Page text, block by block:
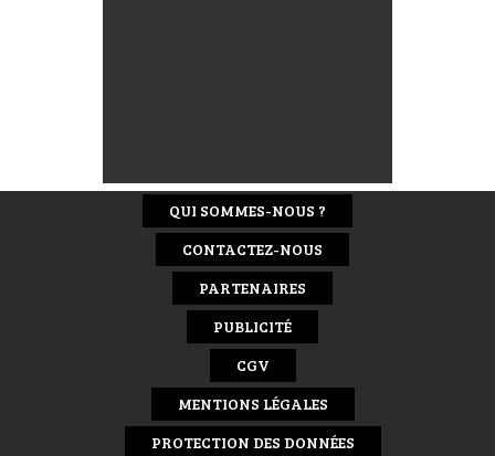
QUI SOMMES-NOUS ?
CONTACTEZ-NOUS
PARTENAIRES
PUBLICITÉ
CGV
MENTIONS LÉGALES
PROTECTION DES DONNÉES